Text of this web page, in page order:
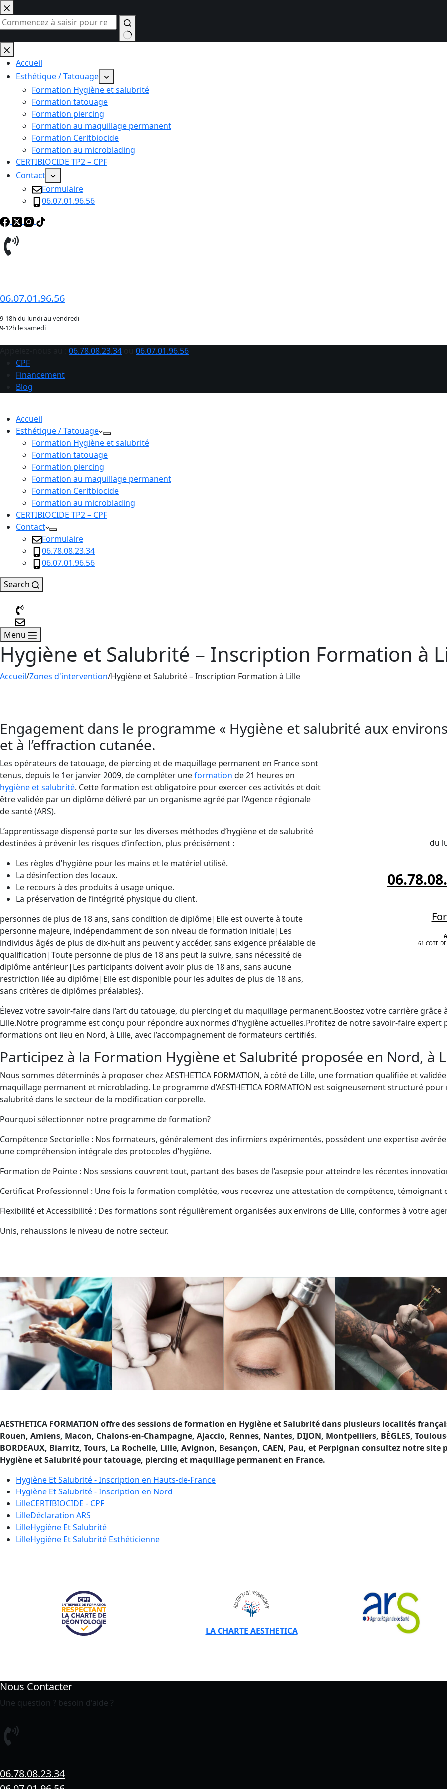
Passer
au
contenu
Aucun
résultatAccueil
Esthétique / Tatouage
Formation Hygiène et salubrité
Formation tatouage
Formation piercing
Formation au maquillage permanent
Formation Ceritbiocide
Formation au microblading
CERTIBIOCIDE TP2 – CPF
Contact
Formulaire
06.07.01.96.56
06.07.01.96.56
9-18h du lundi au vendredi
9-12h le samedi
06.78.08.23.34
06.07.01.96.56
CPF
Financement
Blog
Accueil
Esthétique / Tatouage
Formation Hygiène et salubrité
Formation tatouage
Formation piercing
Formation au maquillage permanent
Formation Ceritbiocide
Formation au microblading
CERTIBIOCIDE TP2 – CPF
Contact
Formulaire
06.78.08.23.34
06.07.01.96.56
Search
Menu
Hygiène et Salubrité – Inscription Formation à
Accueil/Zones d'intervention/Hygiène et Salubrité – Inscription Formation à Lille
Engagement dans le programme « Hygiène et salubrité aux
et à l’effraction cutanée.
Les opérateurs de tatouage, de piercing et de maquillage permanent en France sont
tenus, depuis le 1er janvier 2009, de compléter uneformation de 21 heures en
hygiène et salubrité. Cette formation est obligatoire pour exercer ces activités et doit
être validée par un diplôme délivré par un organisme agréé par l’Agence régionale
de santé (ARS).
L’apprentissage dispensé porte sur les diverses méthodes d’hygiène et de salubrité
destinées à prévenir les risques d’infection, plus précisément :
Les règles d’hygiène pour les mains et le matériel utilisé.
La désinfection des locaux.
Le recours à des produits à usage unique.
La préservation de l’intégrité physique du client.
personnes de plus de 18 ans, sans condition de diplôme|Elle est ouverte à toute
personne majeure, indépendamment de son niveau de formation initiale|Les
individus âgés de plus de dix-huit ans peuvent y accéder, sans exigence préalable de
qualification|Toute personne de plus de 18 ans peut la suivre, sans nécessité de
diplôme antérieur|Les participants doivent avoir plus de 18 ans, sans aucune
restriction liée au diplôme|Elle est disponible pour les adultes de plus de 18 ans,
sans critères de diplômes préalables}.
du
61 COTE
Élevez votre savoir-faire dans l’art du tatouage, du piercing et du maquillage permanent.Boostez votre carrière
Lille.Notre programme est conçu pour répondre aux normes d’hygiène actuelles.Profitez de notre savoir-faire expert
formations ont lieu en Nord, à Lille, avec l’accompagnement de formateurs certifiés.
Participez à la Formation Hygiène et Salubrité proposée en Nord, à
Nous sommes déterminés à proposer chez AESTHETICA FORMATION, à côté de Lille, une formation qualifiée et
maquillage permanent et microblading. Le programme d’AESTHETICA FORMATION est soigneusement structuré
salubrité dans le secteur de la modification corporelle.
Pourquoi sélectionner notre programme de formation?
Compétence Sectorielle : Nos formateurs, généralement des infirmiers expérimentés, possèdent une expertise
une compréhension intégrale des protocoles d’hygiène.
Formation de Pointe : Nos sessions couvrent tout, partant des bases de l’asepsie pour atteindre les récentes
Certificat Professionnel : Une fois la formation complétée, vous recevrez une attestation de compétence, témoignant
Flexibilité et Accessibilité : Des formations sont régulièrement organisées aux environs de Lille, conformes à votre
Unis, rehaussions le niveau de notre secteur.
AESTHETICA FORMATION offre des sessions de formation en Hygiène et Salubrité dans plusieurs localités
Rouen, Amiens, Macon, Chalons-en-Champagne, Ajaccio, Rennes, Nantes, DIJON, Montpelliers, BÈGLES,
BORDEAUX, Biarritz, Tours, La Rochelle, Lille, Avignon, Besançon, CAEN, Pau, et Perpignan consultez notre
Hygiène et Salubrité pour tatouage, piercing et maquillage permanent en France.
Hygiène Et Salubrité - Inscription en Hauts-de-France
Hygiène Et Salubrité - Inscription en Nord
LilleCERTIBIOCIDE - CPF
LilleDéclaration ARS
LilleHygiène Et Salubrité
LilleHygiène Et Salubrité Esthéticienne
LA CHARTE AESTHETICA
Nous Contacter
Une question ? besoin d'aide ?
06.78.08.23.34